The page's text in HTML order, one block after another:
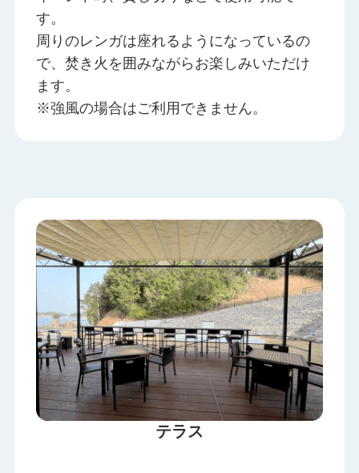
す。
周りのレンガは座れるようになっているの
で、焚き火を囲みながらお楽しみいただけ
ます。
※強風の場合はご利用できません。
テラス